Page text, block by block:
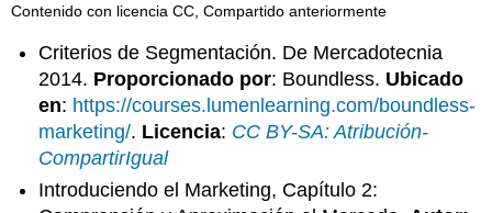
Contenido con licencia CC, Compartido anteriormente
Criterios de Segmentación. De Mercadotecnia
2014. Proporcionado por: Boundless. Ubicado
en: https://courses.lumenlearning.com/boundless-
marketing/. Licencia: CC BY-SA: Atribución-
CompartirIgual
Introduciendo el Marketing, Capítulo 2: